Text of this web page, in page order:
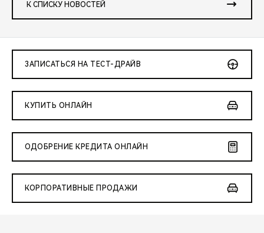
К СПИСКУ НОВОСТЕЙ
ЗАПИСАТЬСЯ НА ТЕСТ-ДРАЙВ
КУПИТЬ ОНЛАЙН
ОДОБРЕНИЕ КРЕДИТА ОНЛАЙН
КОРПОРАТИВНЫЕ ПРОДАЖИ